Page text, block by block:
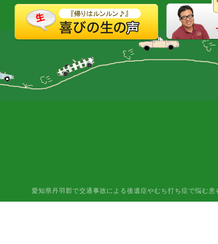
愛知県丹羽郡で交通事故による後遺症やむち打ち症で悩